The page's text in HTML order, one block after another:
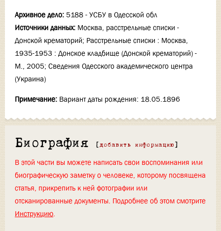
Архивное дело: 5188 - УСБУ в Одесской обл
Источники данных: Москва, расстрельные списки -
Донской крематорий; Расстрельные списки : Москва,
1935-1953 : Донское кладбище (Донской крематорий) -
М., 2005; Сведения Одесского академического центра
(Украина)
Примечание: Вариант даты рождения: 18.05.1896
Биография [ добавить информацию ]
В этой части вы можете написать свои воспоминания или
биографическую заметку о человеке, которому посвящена
статья, прикрепить к ней фотографии или
отсканированные документы. Подробнее об этом смотрите
Инструкцию.